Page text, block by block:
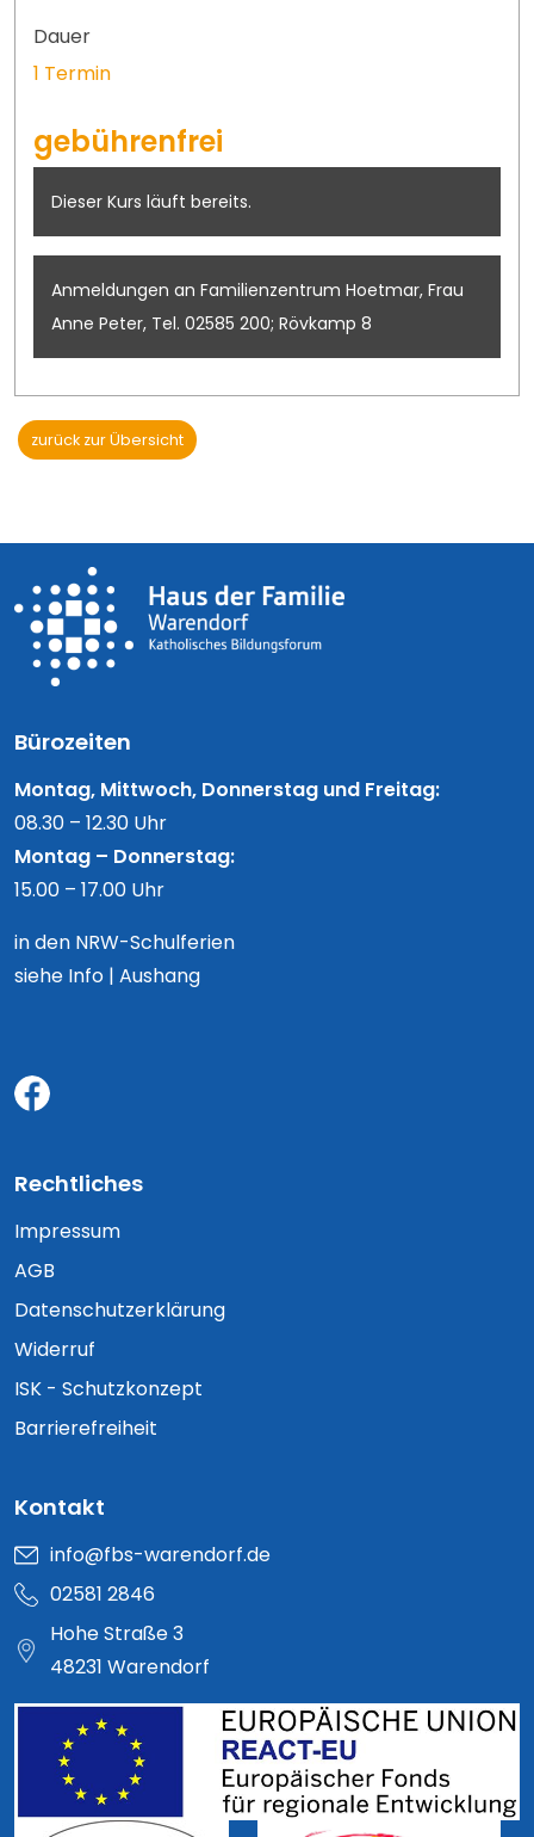
Dauer
1 Termin
gebührenfrei
Dieser Kurs läuft bereits.
Anmeldungen an Familienzentrum Hoetmar, Frau
Anne Peter, Tel. 02585 200; Rövkamp 8
zurück zur Übersicht
Bürozeiten
Montag, Mittwoch, Donnerstag und Freitag:
08.30 – 12.30 Uhr
Montag – Donnerstag:
15.00 – 17.00 Uhr
in den NRW-Schulferien
siehe Info | Aushang
Rechtliches
Impressum
AGB
Datenschutzerklärung
Widerruf
ISK - Schutzkonzept
Barrierefreiheit
Kontakt
info@fbs-warendorf.de
02581 2846
Hohe Straße 3
48231 Warendorf